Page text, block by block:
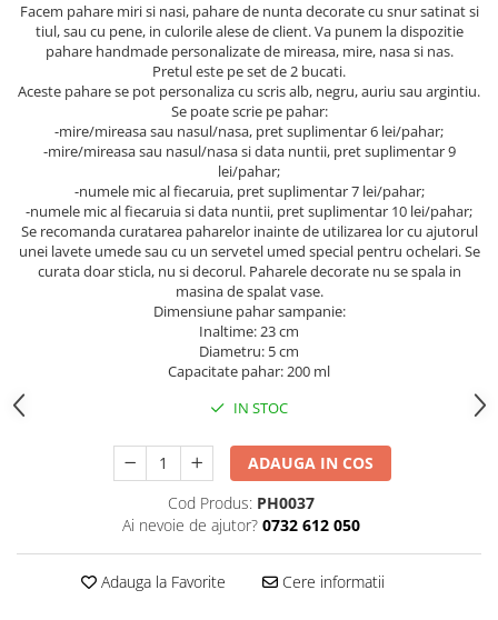
Facem pahare miri si nasi, pahare de nunta decorate cu snur satinat si
tiul, sau cu pene, in culorile alese de client. Va punem la dispozitie
pahare handmade personalizate de mireasa, mire, nasa si nas.
Pretul este pe set de 2 bucati.
Aceste pahare se pot personaliza cu scris alb, negru, auriu sau argintiu.
Se poate scrie pe pahar:
-mire/mireasa sau nasul/nasa, pret suplimentar 6 lei/pahar;
-mire/mireasa sau nasul/nasa si data nuntii, pret suplimentar 9
lei/pahar;
-numele mic al fiecaruia, pret suplimentar 7 lei/pahar;
-numele mic al fiecaruia si data nuntii, pret suplimentar 10 lei/pahar;
Se recomanda curatarea paharelor inainte de utilizarea lor cu ajutorul
unei lavete umede sau cu un servetel umed special pentru ochelari. Se
curata doar sticla, nu si decorul. Paharele decorate nu se spala in
masina de spalat vase.
Dimensiune pahar sampanie:
Inaltime: 23 cm
Diametru: 5 cm
Capacitate pahar: 200 ml
IN STOC
ADAUGA IN COS
Cod Produs: PH0037
Ai nevoie de ajutor? 0732 612 050
Adauga la Favorite Cere informatii